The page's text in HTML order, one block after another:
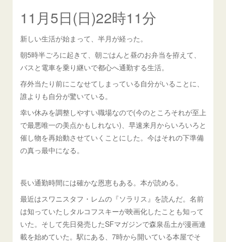
11月5日(日)22時11分
新しい生活が始まって、半月が経った。
朝5時半ごろに起きて、朝ごはんと昼のお弁当を拵えて、
バスと電車を乗り継いで都心へ通勤する生活。
存外当たり前にこなせてしまっている自分がいることに、
誰よりも自分が驚いている。
幸い休みを調整しやすい職場なので(今のところそれが至上
で最悪唯一の美点かもしれない)、早速来月からいろいろと
催し物を再始動させていくことにした。今はそれの下準備
の真っ最中になる。
長い通勤時間には確かな恩恵もある。本が読める。
最近はスワニスタフ・レムの『ソラリス』を読んだ。名前
は知っていたしタルコフスキーが映画化したことも知って
いた。そして先日発売したSFマガジンで森泉岳土が漫画連
載を始めていた。駅にある、7時から開いている本屋でそ